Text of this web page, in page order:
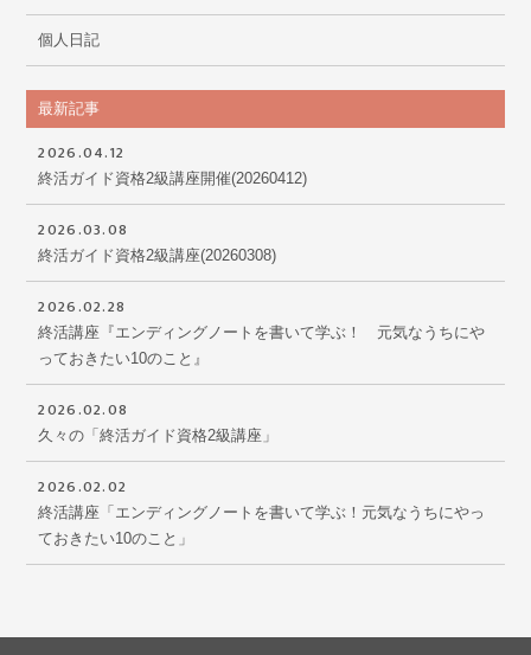
個人日記
最新記事
2026.04.12
終活ガイド資格2級講座開催(20260412)
2026.03.08
終活ガイド資格2級講座(20260308)
2026.02.28
終活講座『エンディングノートを書いて学ぶ！ 元気なうちにや
っておきたい10のこと』
2026.02.08
久々の「終活ガイド資格2級講座」
2026.02.02
終活講座「エンディングノートを書いて学ぶ！元気なうちにやっ
ておきたい10のこと」